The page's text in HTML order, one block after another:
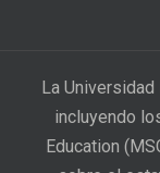
La
incluyendo
Education